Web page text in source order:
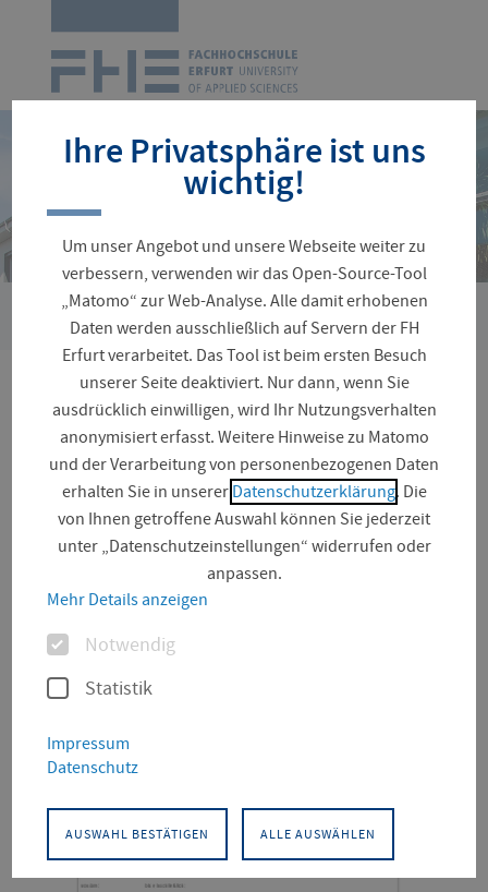
Navigation
überspringen
Sie
sind
hier:
Suche
Ihre Seitensuche ergab
223 Treffer
Alle Bereiche (223)
Ihre Privatsphäre ist uns
wichtig!
Um unser Angebot und unsere Webseite weiter zu
verbessern, verwenden wir das Open-Source-Tool
„Matomo“ zur Web-Analyse. Alle damit erhobenen
Daten werden ausschließlich auf Servern der FH
Erfurt verarbeitet. Das Tool ist beim ersten Besuch
unserer Seite deaktiviert. Nur dann, wenn Sie
ausdrücklich einwilligen, wird Ihr Nutzungsverhalten
anonymisiert erfasst. Weitere Hinweise zu Matomo
und der Verarbeitung von personenbezogenen Daten
erhalten Sie in unserer Datenschutzerklärung. Die
von Ihnen getroffene Auswahl können Sie jederzeit
unter „Datenschutzeinstellungen“ widerrufen oder
anpassen.
Mehr Details anzeigen
OptionenNotwendig
Statistik
Impressum
Datenschutz
AUSWAHL BESTÄTIGEN ALLE AUSWÄHLEN